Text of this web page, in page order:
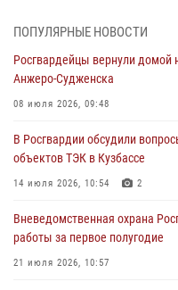
07 августа 2026, 05:32
С 1 сентября 2026 года
частной охранной деятельности
06 августа 2026, 10:19
Росгвардейцы задержали
ножевого ранения
06 августа 2026, 09:18
Росгвардейцы задержали
горожанки
06 августа 2026, 08:17
ПОПУЛЯРНЫЕ НОВОСТИ
Росгвардейцы вернули
Анжеро-Судженска
08 июля 2026, 09:48
В Росгвардии обсудили
объектов ТЭК в Кузбассе
14 июля 2026, 10:54 2
Вневедомственная охрана
работы за первое полугодие
21 июля 2026, 10:57